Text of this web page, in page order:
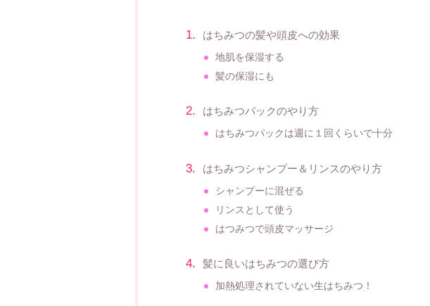
はちみつの髪や頭皮への効果
地肌を保湿する
髪の保湿にも
はちみつパックのやり方
はちみつパックは週に１回くらいで十分
はちみつシャンプー＆リンスのやり方
シャンプーに混ぜる
リンスとして使う
はつみつで頭皮マッサージ
髪に良いはちみつの選び方
加熱処理されていない生はちみつ！